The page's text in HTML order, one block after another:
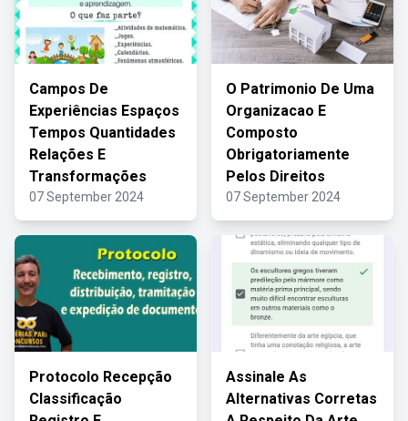
Campos De
Experiências Espaços
Tempos Quantidades
Relações E
Transformações
07 September 2024
O Patrimonio De Uma
Organizacao E
Composto
Obrigatoriamente
Pelos Direitos
07 September 2024
Protocolo Recepção
Classificação
Assinale As
Alternativas Corretas